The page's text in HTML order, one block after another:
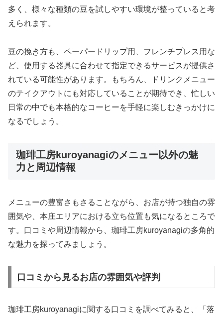
多く、様々な種類の豆を試しやすい環境が整っていると考
えられます。
豆の挽き方も、ペーパードリップ用、フレンチプレス用な
ど、使用する器具に合わせて指定できるサービスが提供さ
れている可能性があります。もちろん、ドリンクメニュー
のテイクアウトにも対応していることが期待でき、忙しい
日常の中でも本格的なコーヒーを手軽に楽しむきっかけに
なるでしょう。
珈琲工房kuroyanagiのメニュー以外の魅
力と周辺情報
メニューの豊富さもさることながら、お店が持つ独自の雰
囲気や、本庄エリアにおける立ち位置も気になるところで
す。口コミや周辺情報から、珈琲工房kuroyanagiの多角的
な魅力を探ってみましょう。
口コミから見るお店の雰囲気や評判
珈琲工房kuroyanagiに関する口コミを調べてみると、「落